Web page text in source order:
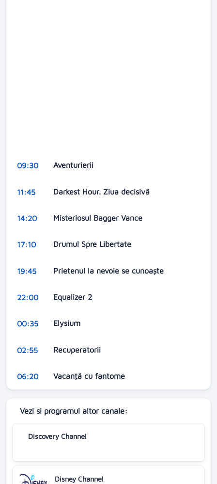
09:30 Aventurierii
11:45 Darkest Hour. Ziua decisivă
14:20 Misteriosul Bagger Vance
17:10 Drumul Spre Libertate
19:45 Prietenul la nevoie se cunoaște
22:00 Equalizer 2
00:35 Elysium
02:55 Recuperatorii
06:20 Vacanţă cu fantome
Vezi si programul altor canale:
Discovery Channel
Disney Channel